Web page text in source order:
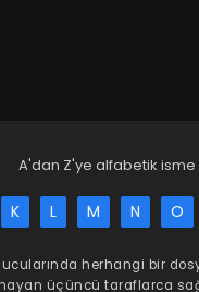
A'dan Z'ye alfabetik
K L M N O
herhangi bir
üçüncü taraflarca